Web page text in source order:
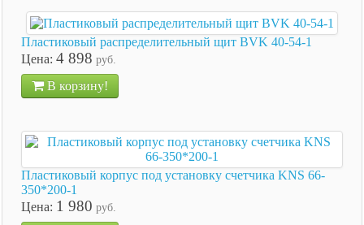
Пластиковый распределительный щит BVK 40-54-1
Цена: 4 898 руб.
В корзину!
Пластиковый корпус под установку счетчика KNS 66-
350*200-1
Цена: 1 980 руб.